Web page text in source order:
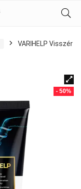
VARIHELP Visszér
- 50%